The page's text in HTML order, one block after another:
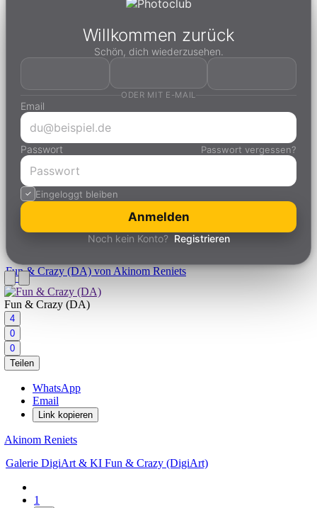
Willkommen zurück
Schön, dich wiederzusehen.
ODER MIT E-MAIL
Email
Passwort Passwort vergessen?
Eingeloggt bleiben
Anmelden
Noch kein Konto? Registrieren
Fun & Crazy (DA)von Akinom Reniets
Fun & Crazy (DA)
4
0
0
Teilen
WhatsApp
Email
Link kopieren
Akinom Reniets
Galerie DigiArt & KI Fun & Crazy (DigiArt)
1